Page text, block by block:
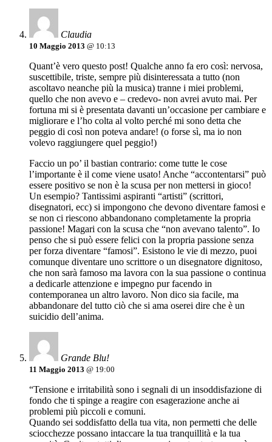
Claudia
10 Maggio 2013 @ 10:13
Quant’è vero questo post! Qualche anno fa ero così: nervosa,
suscettibile, triste, sempre più disinteressata a tutto (non
ascoltavo neanche più la musica) tranne i miei problemi,
quello che non avevo e – credevo- non avrei avuto mai. Per
fortuna mi si è presentata davanti un’occasione per cambiare e
migliorare e l’ho colta al volto perché mi sono detta che
peggio di così non poteva andare! (o forse sì, ma io non
volevo raggiungere quel peggio!)
Faccio un po’ il bastian contrario: come tutte le cose
l’importante è il come viene usato! Anche “accontentarsi” può
essere positivo se non è la scusa per non mettersi in gioco!
Un esempio? Tantissimi aspiranti “artisti” (scrittori,
disegnatori, ecc) si impongono che devono diventare famosi e
se non ci riescono abbandonano completamente la propria
passione! Magari con la scusa che “non avevano talento”. Io
penso che si può essere felici con la propria passione senza
per forza diventare “famosi”. Esistono le vie di mezzo, puoi
comunque diventare uno scrittore o un disegnatore dignitoso,
che non sarà famoso ma lavora con la sua passione o continua
a dedicarle attenzione e impegno pur facendo in
contemporanea un altro lavoro. Non dico sia facile, ma
abbandonare del tutto ciò che si ama oserei dire che è un
suicidio dell’anima.
Grande Blu!
11 Maggio 2013 @ 19:00
“Tensione e irritabilità sono i segnali di un insoddisfazione di
fondo che ti spinge a reagire con esagerazione anche ai
problemi più piccoli e comuni.
Quando sei soddisfatto della tua vita, non permetti che delle
sciocchezze possano intaccare la tua tranquillità e la tua